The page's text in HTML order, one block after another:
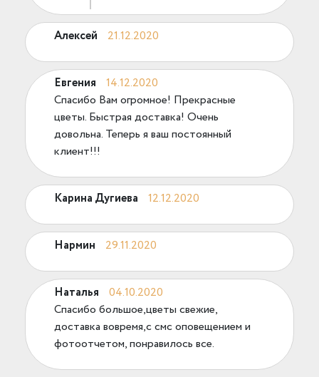
Алексей 21.12.2020
Евгения
14.12.2020
Спасибо Вам огромное! Прекрасные
цветы. Быстрая доставка! Очень
довольна. Теперь я ваш постоянный
клиент!!!
Карина Дугиева 12.12.2020
Нармин 29.11.2020
Наталья
04.10.2020
Спасибо большое,цветы свежие,
доставка вовремя,с смс оповещением и
фотоотчетом, понравилось все.